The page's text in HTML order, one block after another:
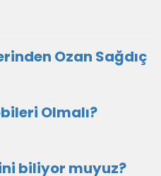
Ozan Sağdıç
Olmalı?
biliyor muyuz?